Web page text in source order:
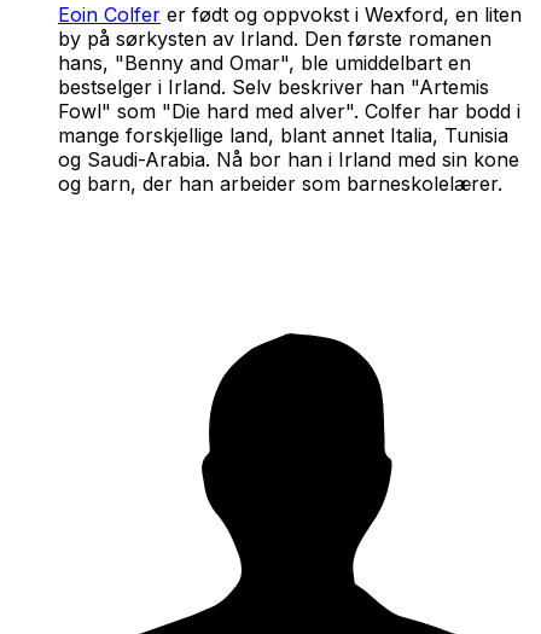
Eoin Colfer er født og oppvokst i Wexford, en liten
by på sørkysten av Irland. Den første romanen
hans, "Benny and Omar", ble umiddelbart en
bestselger i Irland. Selv beskriver han "Artemis
Fowl" som "Die hard med alver". Colfer har bodd i
mange forskjellige land, blant annet Italia, Tunisia
og Saudi-Arabia. Nå bor han i Irland med sin kone
og barn, der han arbeider som barneskolelærer.